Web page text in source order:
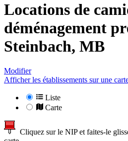
Locations de
déménagement
Steinbach, MB
Modifier
Afficher les établissements sur une
Liste
Carte
Cliquez sur le NIP et faites-le